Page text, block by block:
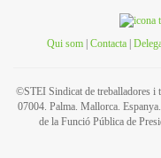
Qui som | Contacta |
©STEI Sindicat de treballadores i
07004. Palma. Mallorca.
de la Funció Pública de